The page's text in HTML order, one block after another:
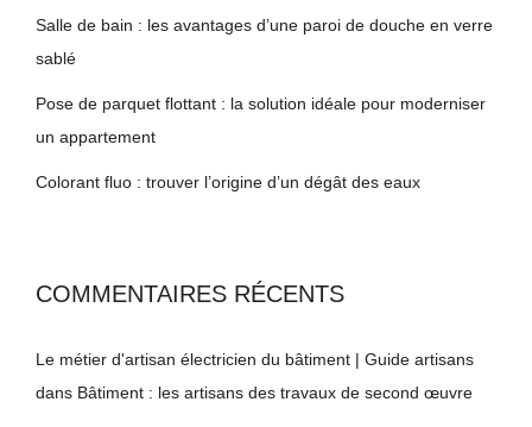
Salle de bain : les avantages d’une paroi de douche en verre
sablé
Pose de parquet flottant : la solution idéale pour moderniser
un appartement
Colorant fluo : trouver l’origine d’un dégât des eaux
COMMENTAIRES RÉCENTS
Le métier d'artisan électricien du bâtiment | Guide artisans
dans Bâtiment : les artisans des travaux de second œuvre